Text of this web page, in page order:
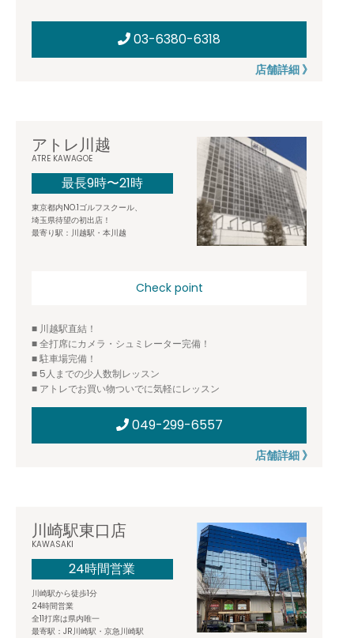
03-6380-6318
店舗詳細 》
アトレ川越
ATRE KAWAGOE
最長9時〜21時
東京都内NO.1ゴルフスクール、
埼玉県待望の初出店！
最寄り駅：川越駅・本川越
Check point
■ 川越駅直結！
■ 全打席にカメラ・シュミレーター完備！
■ 駐車場完備！
■ 5人までの少人数制レッスン
■ アトレでお買い物ついでに気軽にレッスン
049-299-6557
店舗詳細 》
川崎駅東口店
KAWASAKI
24時間営業
川崎駅から徒歩1分
24時間営業
全11打席は県内唯一
最寄駅：JR川崎駅・京急川崎駅